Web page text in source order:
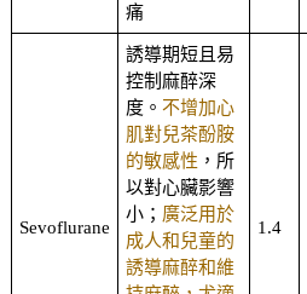
痛
Sevoflurane
誘導期短且易
控制麻醉深
度。 不增加心
肌對兒茶酚胺
的敏感性 ，所
以對心臟影響
小； 廣泛用於
成人和兒童的
誘導麻醉和維
1.4